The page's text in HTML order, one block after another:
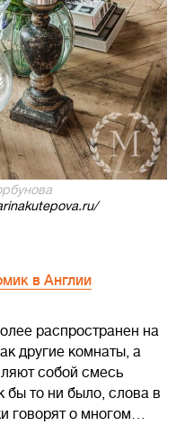
в Англии
распространен на
другие комнаты, а
собой смесь
бы то ни было, слова в
говорят о многом…